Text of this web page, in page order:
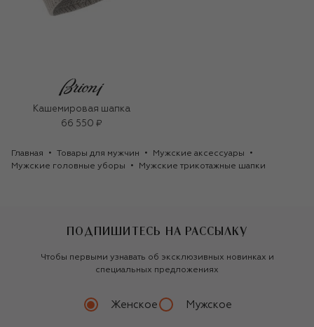
Кашемировая шапка
66 550 ₽
Главная Товары для мужчин
Мужские аксессуары
Мужские головные уборы
Мужские трикотажные шапки
ПОДПИШИТЕСЬ НА РАССЫЛКУ
Чтобы первыми узнавать об эксклюзивных новинках и
специальных предложениях
Женское Мужское